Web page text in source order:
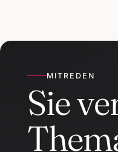
MITREDEN
Sie